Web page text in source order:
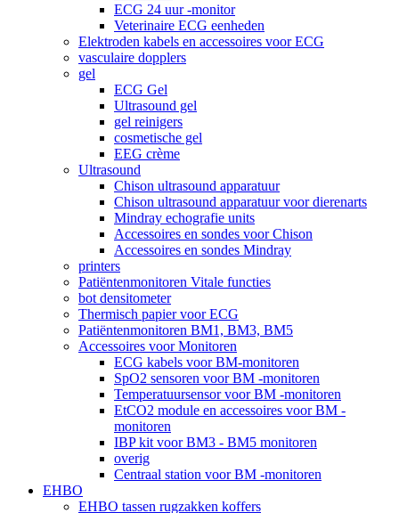
ECG 24 uur -monitor
Veterinaire ECG eenheden
Elektroden kabels en accessoires voor ECG
vasculaire dopplers
gel
ECG Gel
Ultrasound gel
gel reinigers
cosmetische gel
EEG crème
Ultrasound
Chison ultrasound apparatuur
Chison ultrasound apparatuur voor dierenarts
Mindray echografie units
Accessoires en sondes voor Chison
Accessoires en sondes Mindray
printers
Patiëntenmonitoren Vitale functies
bot densitometer
Thermisch papier voor ECG
Patiëntenmonitoren BM1, BM3, BM5
Accessoires voor Monitoren
ECG kabels voor BM-monitoren
SpO2 sensoren voor BM -monitoren
Temperatuursensor voor BM -monitoren
EtCO2 module en accessoires voor BM -
monitoren
IBP kit voor BM3 - BM5 monitoren
overig
Centraal station voor BM -monitoren
EHBO
EHBO tassen rugzakken koffers